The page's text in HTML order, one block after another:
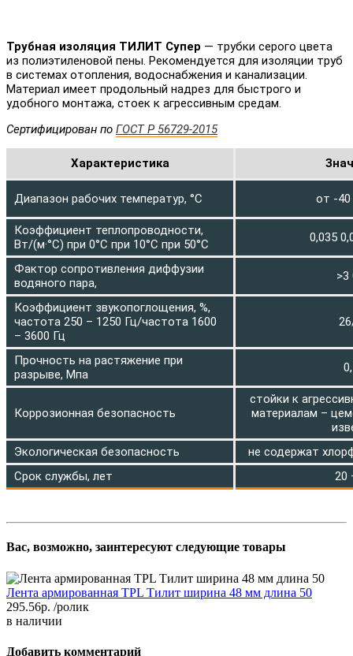
Трубная изоляция ТИЛИТ Супер — трубки серого цвета
из полиэтиленовой пены. Рекомендуется для изоляции труб
в системах отопления, водоснабжения и канализации.
Материал имеет продольный надрез для быстрого и
удобного монтажа, стоек к агрессивным средам.
Сертифицирован по ГОСТ Р 56729-2015
Характеристика
Диапазон рабочих температур, °С от -
Коэффициент теплопроводности,
Вт/(м·°С) при 0°С при 10°С при 50°С
0,035
Фактор сопротивления диффузии
водяного пара,
>3
Коэффициент звукопоглощения, %,
частота 250 – 1250 Гц/частота 1600
– 3600 Гц
Прочность на растяжение при
разрыве, Мпа
Коррозионная безопасность
стойки к
материалам –
Экологическая безопасность
не содержат
Срок службы, лет
20
Вас, возможно, заинтересуют следующие товары
Лента армированная TPL Тилит ширина 48 мм длина 50
295.56р. /ролик
в наличии
Добавить комментарий